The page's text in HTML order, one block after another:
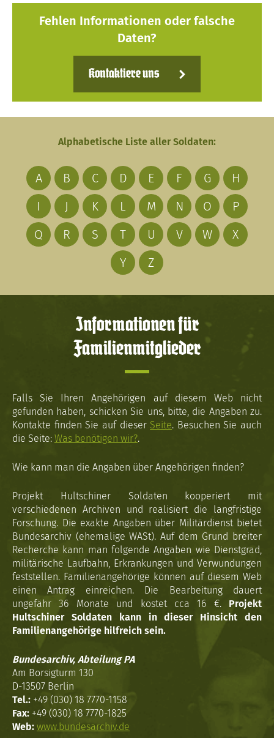
Fehlen Informationen oder falsche
Daten?
Kontaktiere uns
Alphabetische Liste aller Soldaten:
A B C D E F G
H
I
J K L M N O
P
Q
R S T U V W
X
Y
Z
Informationen für
Familienmitglieder
Falls Sie Ihren Angehörigen auf diesem Web nicht
gefunden haben, schicken Sie uns, bitte, die Angaben zu.
Kontakte finden Sie auf dieser Seite. Besuchen Sie auch
die Seite: Was benötigen wir?.
Wie kann man die Angaben über Angehörigen finden?
Projekt Hultschiner Soldaten kooperiert mit
verschiedenen Archiven und realisiert die langfristige
Forschung. Die exakte Angaben über Militärdienst bietet
Bundesarchiv (ehemalige WASt). Auf dem Grund breiter
Recherche kann man folgende Angaben wie Dienstgrad,
militärische Laufbahn, Erkrankungen und Verwundungen
feststellen. Familienangehörige können auf diesem Web
einen Antrag einreichen. Die Bearbeitung dauert
ungefähr 36 Monate und kostet cca 16 €. Projekt
Hultschiner Soldaten kann in dieser Hinsicht den
Familienangehörige hilfreich sein.
Bundesarchiv, Abteilung PA
Am Borsigturm 130
D-13507 Berlin
Tel.: +49 (030) 18 7770-1158
Fax: +49 (030) 18 7770-1825
Web: www.bundesarchiv.de